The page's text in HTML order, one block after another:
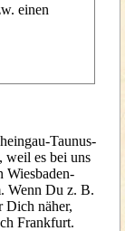
einen
Taunus-
weil es bei uns
Wiesbaden-
Wenn Du z. B.
Dich näher,
Frankfurt.